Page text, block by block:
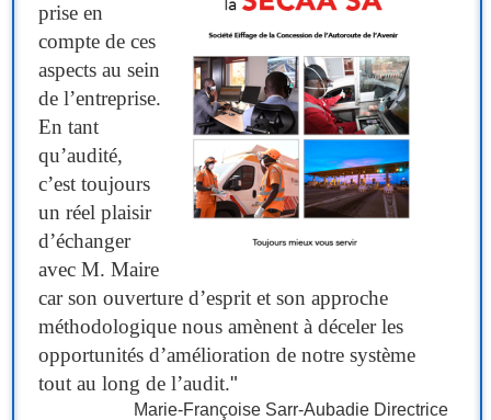
prise en
compte de ces
aspects au sein
de l’entreprise.
En tant
qu’audité,
c’est toujours
un réel plaisir
d’échanger
avec M. Maire
car son ouverture d’esprit et son approche
méthodologique nous amènent à déceler les
opportunités d’amélioration de notre système
tout au long de l’audit."
Marie-Françoise Sarr-Aubadie Directrice